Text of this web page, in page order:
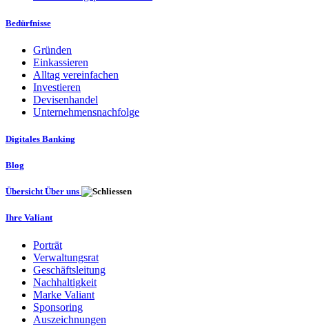
Bedürfnisse
Gründen
Einkassieren
Alltag vereinfachen
Investieren
Devisenhandel
Unternehmensnachfolge
Digitales Banking
Blog
Übersicht Über uns
Ihre Valiant
Porträt
Verwaltungsrat
Geschäftsleitung
Nachhaltigkeit
Marke Valiant
Sponsoring
Auszeichnungen